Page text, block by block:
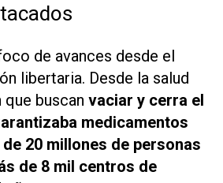
de avances desde el
libertaria. Desde la salud
que buscan vaciar y cerra el
medicamentos
20 millones de personas
de 8 mil centros de